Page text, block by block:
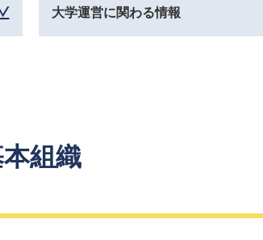
大学運営に関わる情報
組織